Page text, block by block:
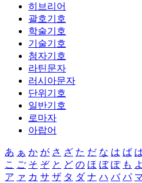
히브리어
괄호기호
학술기호
기술기호
첨자기호
라틴문자
러시아문자
단위기호
일반기호
로마자
아랍어
あ ぁ か が さ ざ た だ な は ば
こ ご そ ぞ と ど の ほ ぼ ぽ も よ
ア ァ カ サ ザ タ ダ ナ ハ バ パ